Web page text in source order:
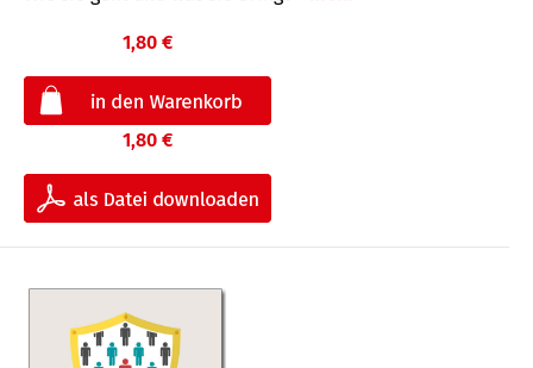
1,80 €
1,80 €